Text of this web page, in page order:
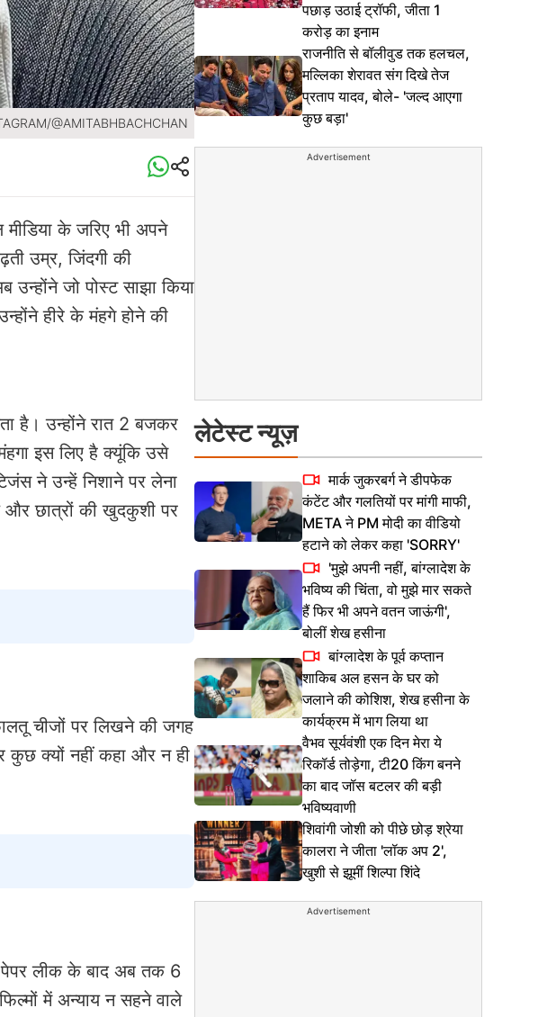
@AMITABHBACHCHAN
मीडिया के जरिए भी अपने
उम्र, जिंदगी की
जो पोस्ट साझा किया
हीरे के मंहगे होने की
है। उन्होंने रात 2 बजकर
इस लिए है क्यूंकि उसे
ने उन्हें निशाने पर लेना
छात्रों की खुदकुशी पर
चीजों पर लिखने की जगह
कुछ क्यों नहीं कहा और न ही
पेपर लीक के बाद अब तक 6
में अन्याय न सहने वाले
पछाड़ उठाई ट्रॉफी, जीता 1
करोड़ का इनाम
राजनीति से बॉलीवुड तक हलचल,
मल्लिका शेरावत संग दिखे तेज
प्रताप यादव, बोले- 'जल्द आएगा
कुछ बड़ा'
Advertisement
लेटेस्ट न्यूज़
मार्क जुकरबर्ग ने डीपफेक
कंटेंट और गलतियों पर मांगी माफी,
META ने PM मोदी का वीडियो
हटाने को लेकर कहा 'SORRY'
'मुझे अपनी नहीं, बांग्लादेश के
भविष्य की चिंता, वो मुझे मार सकते
हैं फिर भी अपने वतन जाऊंगी',
बोलीं शेख हसीना
बांग्लादेश के पूर्व कप्तान
शाकिब अल हसन के घर को
जलाने की कोशिश, शेख हसीना के
कार्यक्रम में भाग लिया था
वैभव सूर्यवंशी एक दिन मेरा ये
रिकॉर्ड तोड़ेगा, टी20 किंग बनने
का बाद जॉस बटलर की बड़ी
भविष्यवाणी
शिवांगी जोशी को पीछे छोड़ श्रेया
कालरा ने जीता 'लॉक अप 2',
खुशी से झूमीं शिल्पा शिंदे
Advertisement